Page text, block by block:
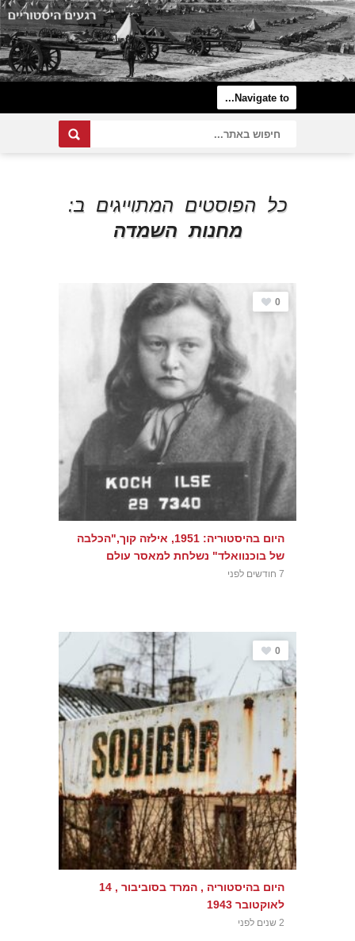
כל הפוסטים המתוייגים ב:
מחנות השמדה
0
היום בהיסטוריה: 1951, אילזה קוך,"הכלבה
של בוכנוואלד" נשלחת למאסר עולם
7 חודשים לפני
0
היום בהיסטוריה , המרד בסוביבור , 14
לאוקטובר 1943
2 שנים לפני